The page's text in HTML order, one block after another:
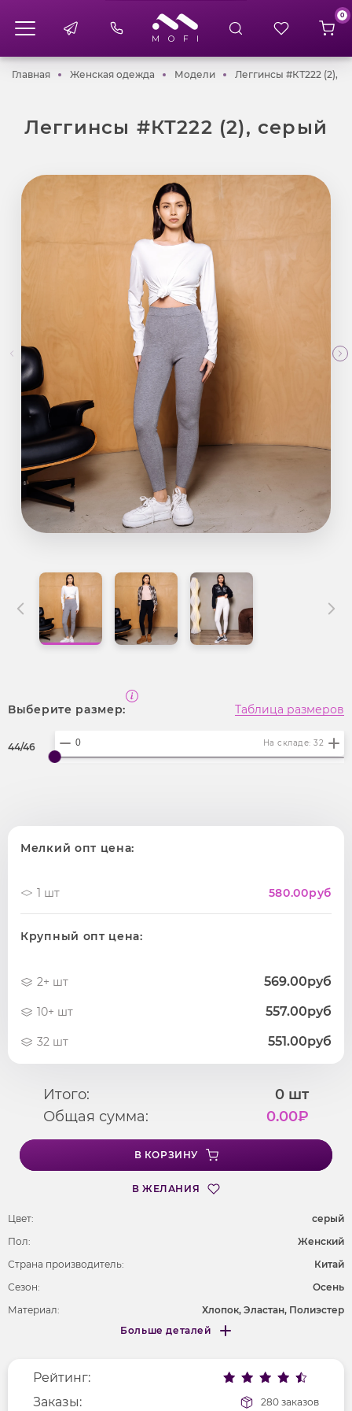
0
ГлавнаяГлавнаяЖенская одежда Женская одежда
МоделиМоделиЛеггинсы #КТ222 (2),
Леггинсы #КТ222 (2), серый
Выберите размер: Таблица размеров
44/46 На складе: 32
Мелкий опт цена:
1 шт 580.00руб
Крупный опт цена:
2+ шт 569.00руб
10+ шт 557.00руб
32 шт 551.00руб
Итого: 0 шт
Общая сумма:
0.00₽
В КОРЗИНУ
В ЖЕЛАНИЯ
Цвет:
серый
Пол:
Женский
Страна производитель:
Китай
Сезон:
Осень
Материал:
Хлопок, Эластан, Полиэстер
Фактура материала
трикотажный
Больше деталей
Меньше деталей
Рейтинг:
Заказы:
280 заказов